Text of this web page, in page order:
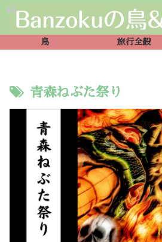
鳥 旅行全般
青森ねぶた祭り